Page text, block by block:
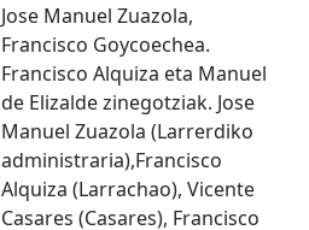
Jose Manuel Zuazola,
Francisco Goycoechea.
Francisco Alquiza eta Manuel
de Elizalde zinegotziak. Jose
Manuel Zuazola (Larrerdiko
administraria),Francisco
Alquiza (Larrachao), Vicente
Casares (Casares), Francisco